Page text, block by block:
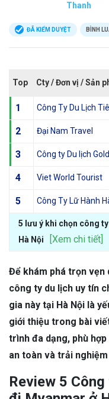
Thanh
ĐÃ KIỂM DUYỆT BÌNH
Top Cty / Đơn vị / Sản
1 Công Ty Du Lịch
2 Đại Nam Travel
3 Công ty Du lịch
4 Viet World Tourist
5 Công Ty Lữ Hành
5 lưu ý khi chọn công
Hà Nội
[Xem chi tiết]
Để khám phá trọn vẹn
công ty du lịch uy tín
gia này tại Hà Nội là
giới thiệu trong bài
trình đa dạng, phù
an toàn và trải
Review 5